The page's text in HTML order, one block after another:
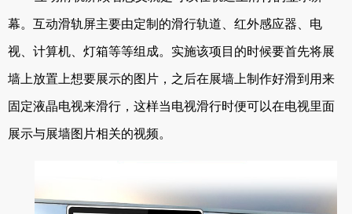
幕。互动滑轨屏主要由定制的滑行轨道、红外感应器、电
视、计算机、灯箱等等组成。实施该项目的时候要首先将展
墙上放置上想要展示的图片，之后在展墙上制作好滑到用来
固定液晶电视来滑行，这样当电视滑行时便可以在电视里面
展示与展墙图片相关的视频。